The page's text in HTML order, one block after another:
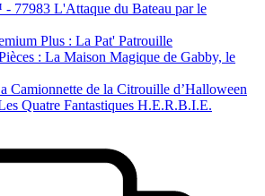
77983 L'Attaque du Bateau par le
Plus : La Pat' Patrouille
: La Maison Magique de Gabby, le
Camionnette de la Citrouille d’Halloween
Quatre Fantastiques H.E.R.B.I.E.